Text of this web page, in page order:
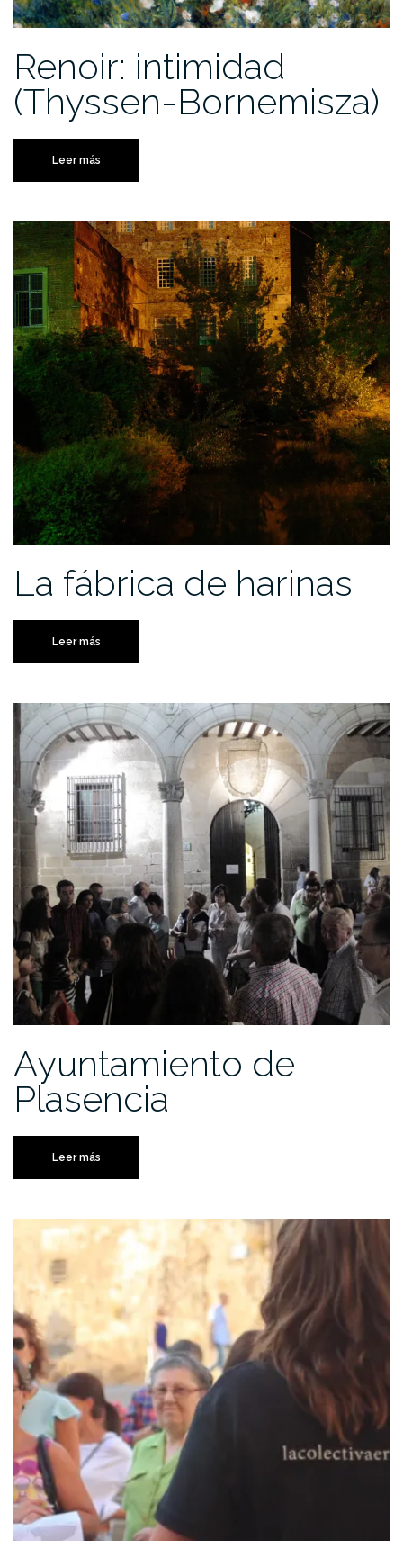
Renoir: intimidad
(Thyssen-Bornemisza)
Leer más
La fábrica de harinas
Leer más
Ayuntamiento de
Plasencia
Leer más